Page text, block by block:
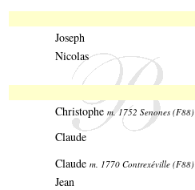
Joseph
Nicolas
Christophe m. 1752 Senones (F88)
Claude
Claude m. 1770 Contrexéville (F88)
Jean